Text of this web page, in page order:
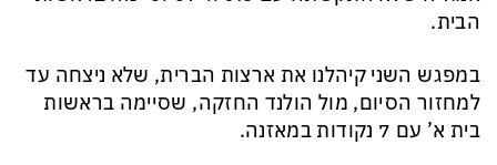
הבית.
במפגש השני קיהלנו את ארצות הברית, שלא ניצחה עד
למחזור הסיום, מול הולנד החזקה, שסיימה בראשות
בית א’ עם 7 נקודות במאזנה.